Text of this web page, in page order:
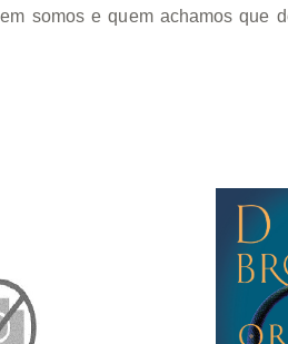
somos e quem achamos que